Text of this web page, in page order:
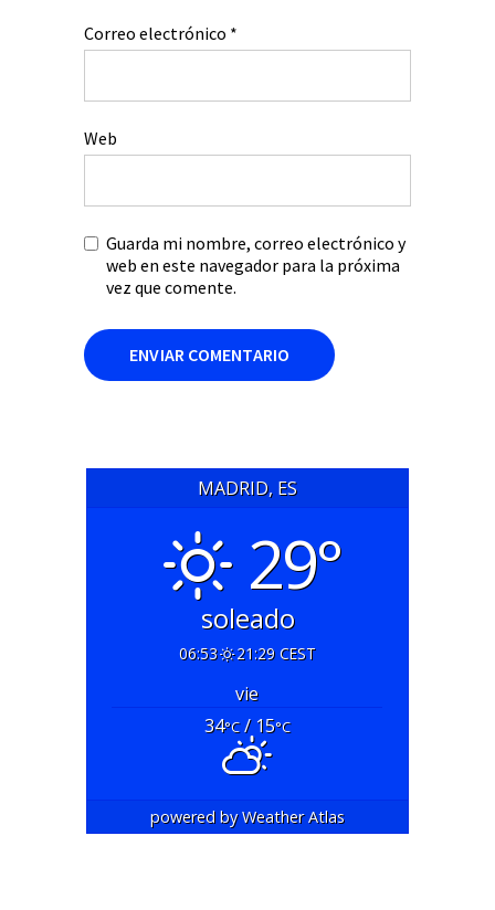
Correo electrónico *
Web
Guarda mi nombre, correo electrónico y
web en este navegador para la próxima
vez que comente.
MADRID, ES
29°
soleado
06:53 21:29 CEST
vie
34°C/ 15°C
powered byWeather Atlas